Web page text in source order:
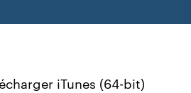
iTunes (64-bit)